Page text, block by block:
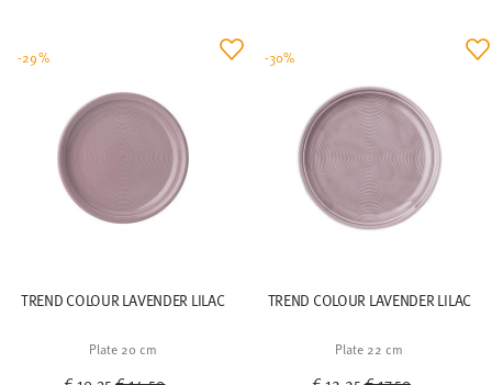
TREND COLOUR LAVENDER LILAC
Plate 20 cm
Price reduced from
-29%
TREND COLOUR LAVENDER LILAC
Plate 22 cm
Price reduced from
-30%